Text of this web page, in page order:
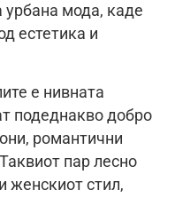
урбана мода, каде
естетика и
е нивната
подеднакво добро
романтични
пар лесно
женскиот стил,